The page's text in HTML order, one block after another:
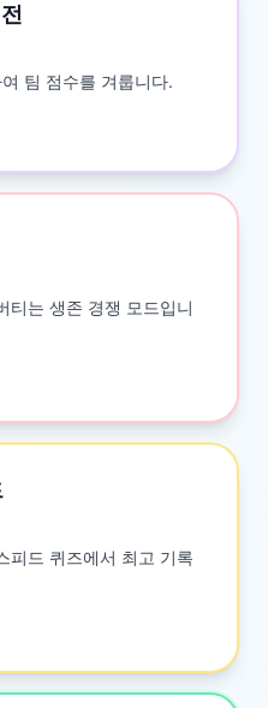
팀 점수를 겨룹니다.
티는 생존 경쟁 모드입니
피드 퀴즈에서 최고 기록